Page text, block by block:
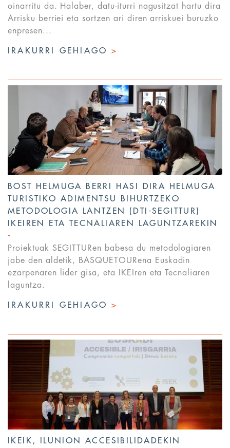
oinarritu da. Halaber, datu-iturri nagusitzat hartu dira
Arrisku berriei eta sortzen ari diren arriskuei buruzko
enpresen...
IRAKURRI GEHIAGO>
BOST HELMUGA BERRI HASI DIRA HELMUGA
TURISTIKO ADIMENTSU BIHURTZEKO
METODOLOGIA LANTZEN (DTI-SEGITTUR)
IKEIREN ETA TECNALIAREN LAGUNTZAREKIN
Proiektuak SEGITTURen babesa du metodologiaren
jabe den aldetik, BASQUETOURena Euskadin
ezarpenaren lider gisa, eta IKEIren eta Tecnaliaren
laguntza.
IRAKURRI GEHIAGO>
IKEIK, ILUNION ACCESIBILIDADEKIN